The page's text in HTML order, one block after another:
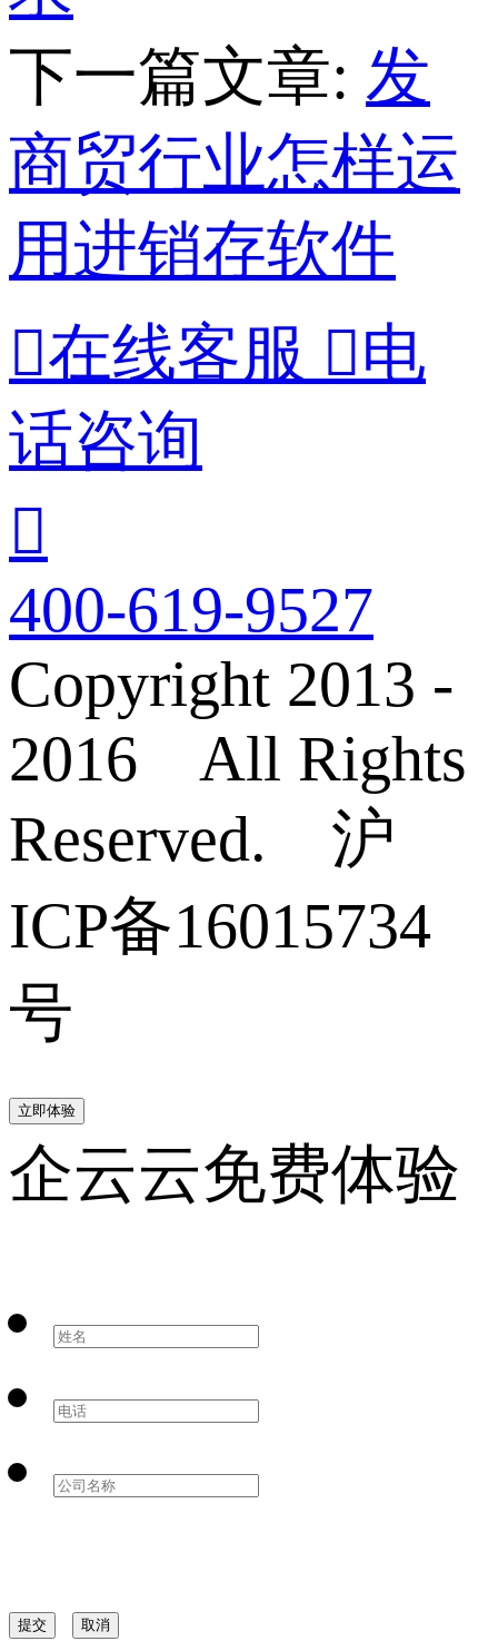
下一篇文章: 发
商贸行业怎样运
用进销存软件
在线客服 电
话咨询

400-619-9527
Copyright 2013 -
2016 All Rights
Reserved. 沪
ICP备16015734
号
立即体验
企云云免费体验
提交 取消